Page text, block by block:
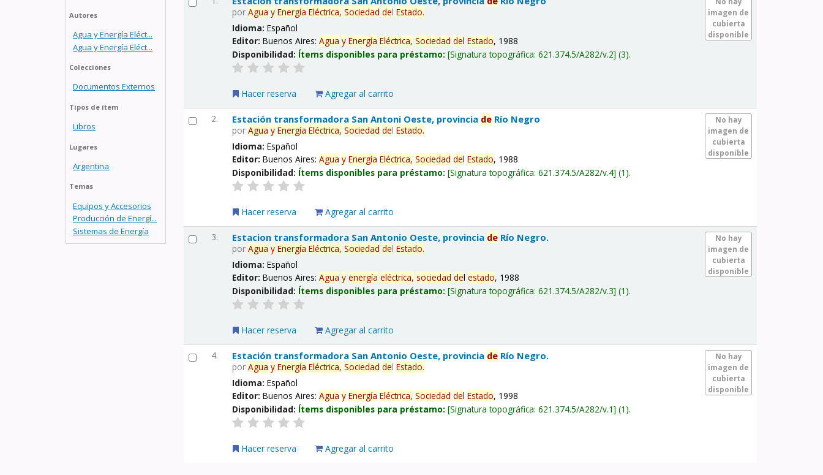
Autores
Agua y Energía Eléct...
Agua y Energía Eléct...
Colecciones
Documentos Externos
Tipos de ítem
Libros
Lugares
Argentina
Temas
Equipos y Accesorios
Producción de Energí...
Sistemas de Energía
imagen de
cubierta
disponible
porAgua y Energía Eléctrica, Sociedad delEstado.
Idioma:Español
Editor:Buenos Aires:Agua y Energía Eléctrica, Sociedad delEstado, 1988
Disponibilidad: Ítems disponibles para préstamo: Signatura topográfica:621.374.5/A282/v.2 (3).
Hacer reserva Agregar al carrito
2.
No hay
imagen de
cubierta
disponible
Estación transformadora San Antoni Oeste, provincia de Río Negro
porAgua y Energía Eléctrica, Sociedad delEstado.
Idioma:Español
Editor:Buenos Aires:Agua y Energía Eléctrica, Sociedad delEstado, 1988
Disponibilidad: Ítems disponibles para préstamo: Signatura topográfica:621.374.5/A282/v.4 (1).
Hacer reserva Agregar al carrito
3.
No hay
imagen de
cubierta
disponible
Estacion transformadora San Antonio Oeste, provincia de Río Negro.
porAgua y Energía Eléctrica, Sociedad delEstado.
Idioma:Español
Editor:Buenos Aires:Agua y energía eléctrica, sociedad delestado, 1988
Disponibilidad: Ítems disponibles para préstamo: Signatura topográfica:621.374.5/A282/v.3 (1).
Hacer reserva Agregar al carrito
4.
No hay
imagen de
cubierta
disponible
Estación transformadora San Antonio Oeste, provincia de Río Negro.
porAgua y Energía Eléctrica, Sociedad delEstado.
Idioma:Español
Editor:Buenos Aires:Agua y Energía Eléctrica, Sociedad delEstado, 1998
Disponibilidad: Ítems disponibles para préstamo: Signatura topográfica:621.374.5/A282/v.1 (1).
Hacer reserva Agregar al carrito